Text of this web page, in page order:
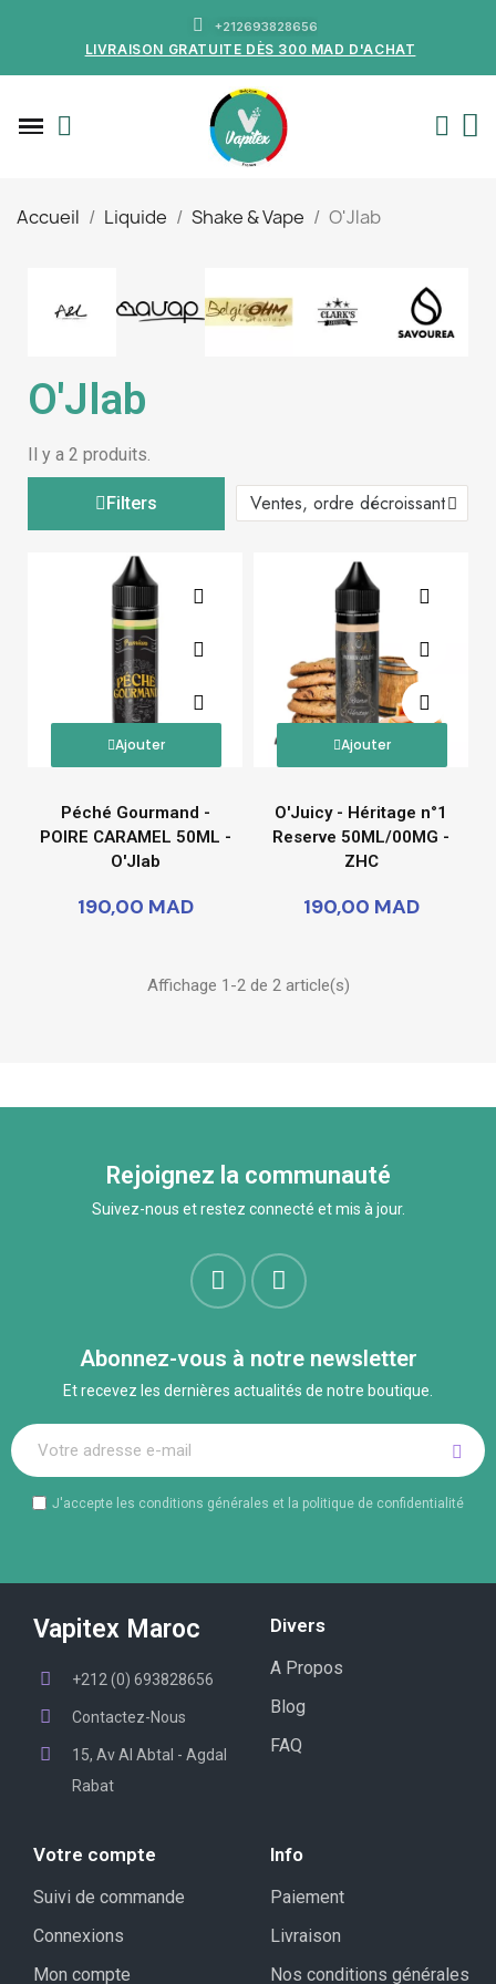
+212693828656
LIVRAISON GRATUITE DÈS 300 MAD D'ACHAT
Accueil Liquide Shake & Vape O'Jlab
O'Jlab
Il y a 2 produits.
Filters
Ajouter
Péché Gourmand -
POIRE CARAMEL 50ML -
O'Jlab
190,00 MAD
Ajouter
O'Juicy - Héritage n°1
Reserve 50ML/00MG -
ZHC
190,00 MAD
Affichage 1-2 de 2 article(s)
Rejoignez la communauté
Suivez-nous et restez connecté et mis à jour.
Abonnez-vous à notre newsletter
Et recevez les dernières actualités de notre boutique.
J'accepte les conditions générales et la politique de confidentialité
Vapitex Maroc
+212 (0) 693828656
Contactez-Nous
15, Av Al Abtal - Agdal
Rabat
Divers
A Propos
Blog
FAQ
Votre compte
Suivi de commande
Connexions
Mon compte
Info
Paiement
Livraison
Nos conditions générales